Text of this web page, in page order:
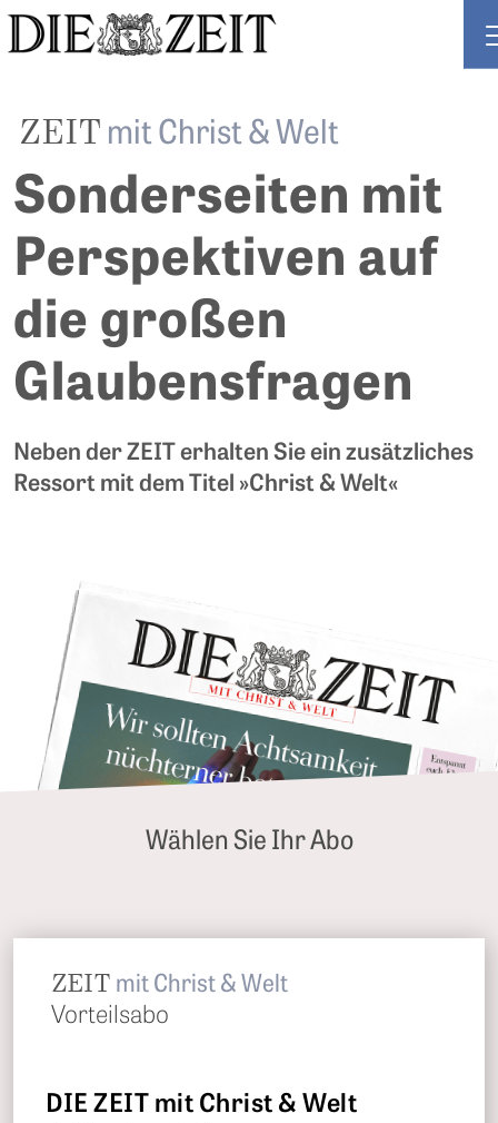
ZEIT mit Christ & Welt
Sonderseiten mit
Perspektiven auf
die großen
Glaubensfragen
Neben der ZEIT erhalten Sie ein zusätzliches
Ressort mit dem Titel »Christ & Welt«
Wählen Sie Ihr Abo
ZEIT mit Christ & Welt
Vorteilsabo
DIE ZEIT mit Christ & Welt